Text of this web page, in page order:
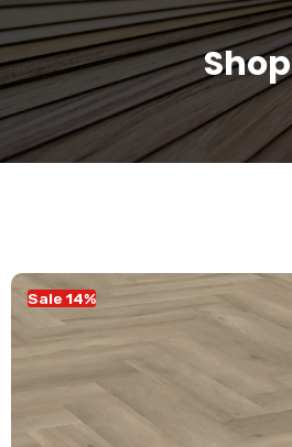
Shop
Sale 14%